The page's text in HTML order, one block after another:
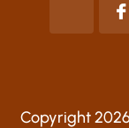
Copyright